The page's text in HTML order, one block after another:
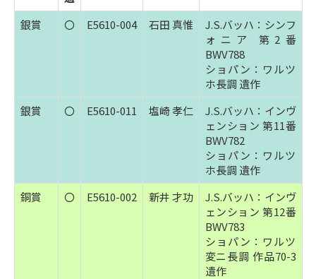
銀賞
〇 E5610-004 石田 真惟
J.S.バッハ：シンフ
ォニア 第2番
BWV788
ショパン：ワルツ
ホ長調 遺作
銀賞
〇 E5610-011 塩崎 孝仁
J.S.バッハ：インヴ
ェンション 第11番
BWV782
ショパン：ワルツ
ホ長調 遺作
銅賞
〇 E5610-002 新井 才功
J.S.バッハ：インヴ
ェンション 第12番
BWV783
ショパン：ワルツ
変ニ長調 作品70-3
遺作